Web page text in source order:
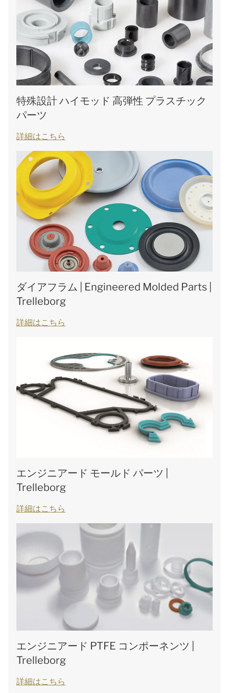
特殊設計 ハイモッド 高弾性 プラスチック
パーツ
詳細はこちら
ダイアフラム | Engineered Molded Parts |
Trelleborg
詳細はこちら
エンジニアード モールド パーツ |
Trelleborg
詳細はこちら
エンジニアード PTFE コンポーネンツ |
Trelleborg
詳細はこちら